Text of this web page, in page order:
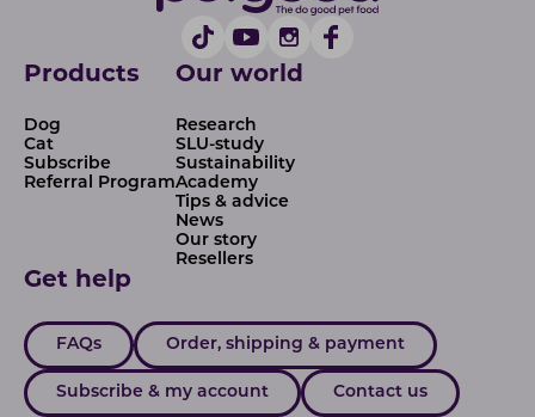
Products
Dog
Cat
Subscribe
Referral Program
Our world
Research
SLU-study
Sustainability
Academy
Tips & advice
News
Our story
Resellers
Get help
FAQs Order, shipping & payment
Subscribe & my account Contact us